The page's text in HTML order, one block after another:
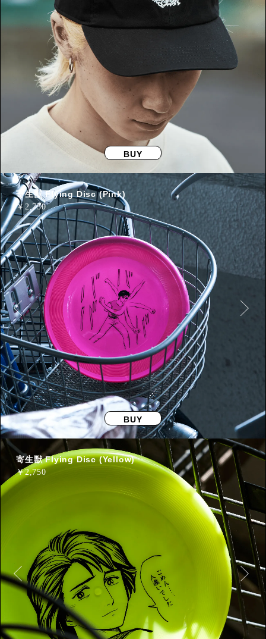
BUY
寄生獣 Flying Disc (Pink)
￥ 2,750
BUY
寄生獣 Flying Disc (Yellow)
￥2,750